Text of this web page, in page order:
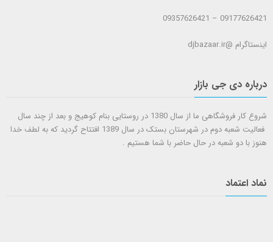
09177626421 – 09357626421
اینستاگرام @djbazaar.ir
درباره دی جی بازار
شروع کار فروشگاهی ما از سال 1380 در روستایی بنام کوهیج و بعد از چند سال
فعالیت شعبه دوم در شهرستان بستک در سال 1389 افتتاح گردید که به لطف خدا
هنوز با دو شعبه در حال حاضر با شما هستيم .
نماد اعتماد